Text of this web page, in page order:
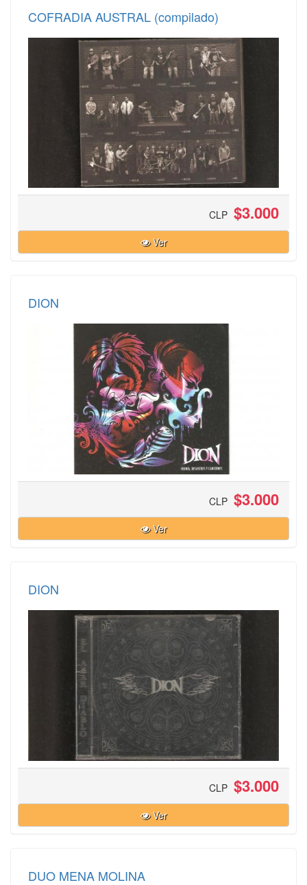
COFRADIA AUSTRAL (compilado)
CLP $3.000
Ver
DION
CLP $3.000
Ver
DION
CLP $3.000
Ver
DUO MENA MOLINA